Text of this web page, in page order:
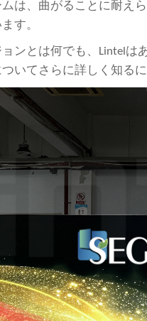
は、曲がることに耐え
す。
ンとは何でも、Lintelは
いてさらに詳しく知る